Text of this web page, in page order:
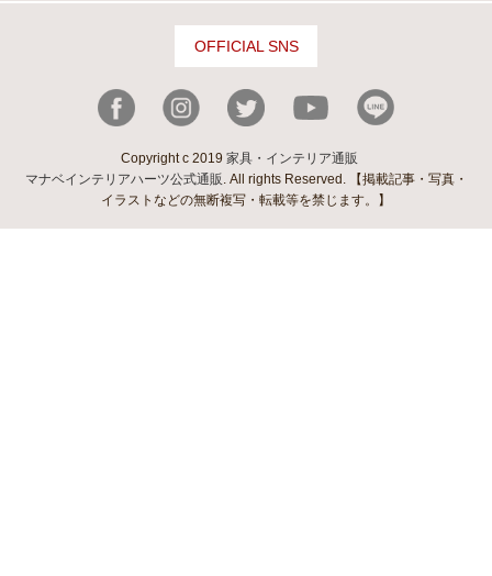
OFFICIAL SNS
Copyright c 2019 家具・インテリア通販
マナベインテリアハーツ公式通販 . All rights Reserved. 【掲載記事・写真・
イラストなどの無断複写・転載等を禁じます。】